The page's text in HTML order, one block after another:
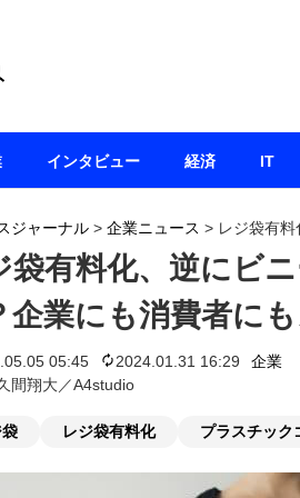
ジャーナル > 企業ニュース > レジ袋有
袋有料化、逆にビ
企業にも消費者に
05:45 2024.01.31 16:29
企業
間翔大／A4studio
袋 レジ袋有料化 プラスチック
インタビュー 経済 IT